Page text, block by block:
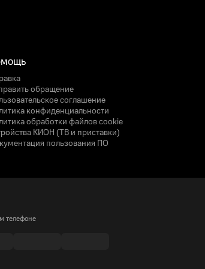
обращение
соглашение
конфиденциальности
обработки файлов cookie
КИОН (ТВ и приставки)
пользования ПО
телефоне